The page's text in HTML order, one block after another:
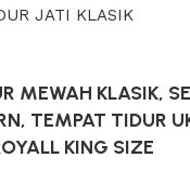
JATI KLASIK
MEWAH KLASIK,
TEMPAT TIDUR
KING SIZE